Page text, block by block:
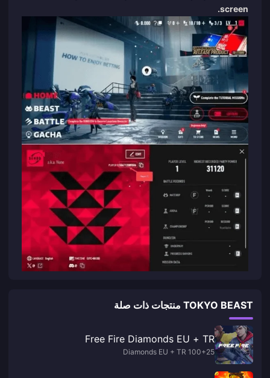
screen.
TOKYO BEAST منتجات ذات صلة
Free Fire Diamonds EU + TR
100+25 Diamonds EU + TR